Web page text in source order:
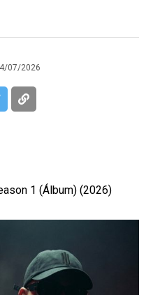
07/2026
1 (Álbum) (2026)